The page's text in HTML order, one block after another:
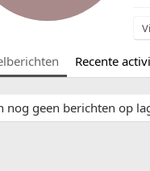
Recente
nog geen berichten op